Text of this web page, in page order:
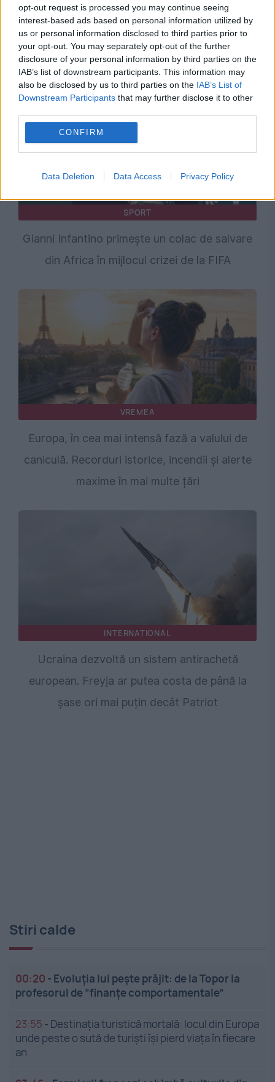
opt-out request is processed you may continue seeing
interest-based ads based on personal information utilized by
us or personal information disclosed to third parties prior to
your opt-out. You may separately opt-out of the further
disclosure of your personal information by third parties on the
IAB’s list of downstream participants. This information may
also be disclosed by us to third parties on the IAB’s List of
Downstream Participants that may further disclose it to other
CONFIRM
Data Deletion Data Access Privacy Policy
Sorin Grindeanu: Parlamentul a evitat
pierderea a 5,8 miliarde de euro din PNRR și a
deblocat 16,7 miliarde din SAFE
SPORT
Gianni Infantino primește un colac de salvare
din Africa în mijlocul crizei de la FIFA
VREMEA
Europa, în cea mai intensă fază a valului de
caniculă. Recorduri istorice, incendii și alerte
maxime în mai multe țări
INTERNATIONAL
Ucraina dezvoltă un sistem antirachetă
european. Freyja ar putea costa de până la
șase ori mai puțin decât Patriot
Stiri calde
00:20 - Evoluția lui pește prăjit: de la Topor la
profesorul de ”finanțe comportamentale”
23:55 - Destinația turistică mortală: locul din Europa
unde peste o sută de turiști își pierd viața în fiecare
an